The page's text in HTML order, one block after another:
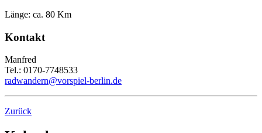
Länge: ca. 80 Km
Kontakt
Manfred
Tel.: 0170-7748533
radwandern@vorspiel-berlin.de
Zurück